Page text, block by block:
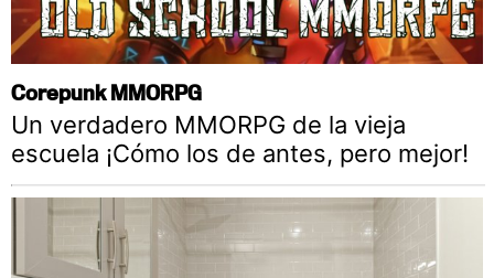
Corepunk MMORPG
Un verdadero MMORPG de la vieja
escuela ¡Cómo los de antes, pero mejor!